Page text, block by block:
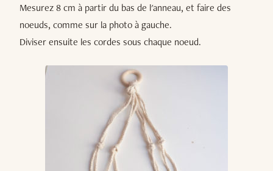
Mesurez 8 cm à partir du bas de l'anneau, et faire des
noeuds, comme sur la photo à gauche.
Diviser ensuite les cordes sous chaque noeud.